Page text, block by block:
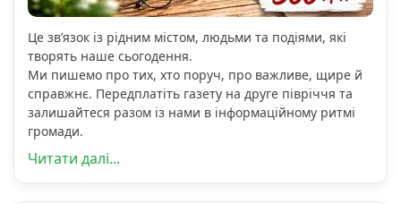
Це зв’язок із рідним містом, людьми та подіями, які
творять наше сьогодення.
Ми пишемо про тих, хто поруч, про важливе, щире й
справжнє. Передплатіть газету на друге півріччя та
залишайтеся разом із нами в інформаційному ритмі
громади.
Читати далі...